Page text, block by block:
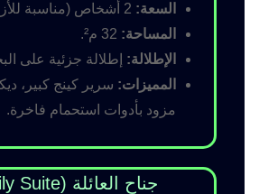
السعة:
المساحة:
الإطلالة: إطلالة جزئية على
المميزات: سرير كينج كبير،
مزود بأدوات استحمام فاخرة.
جناح العائلة (Family Suite)